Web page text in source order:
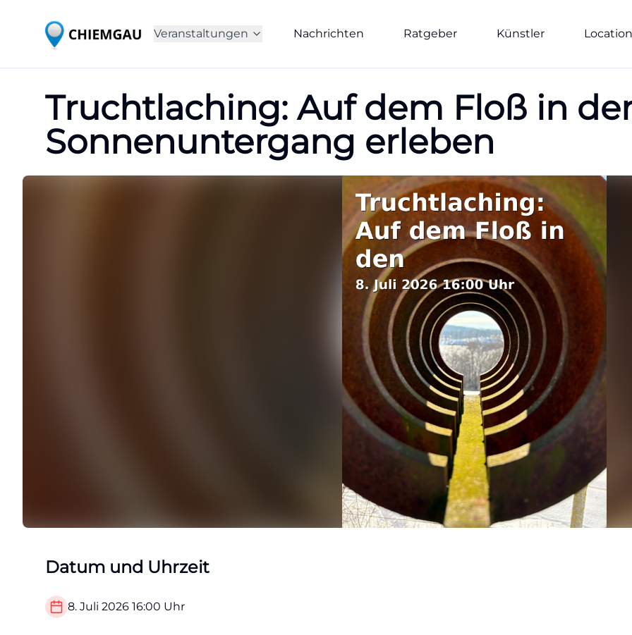
Veranstaltungen Nachrichten Ratgeber Künstler
Truchtlaching: Auf dem Floß in
Sonnenuntergang erleben
Datum und Uhrzeit
8. Juli 2026 16:00 Uhr